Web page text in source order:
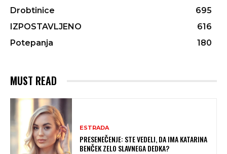
Drobtinice
695
IZPOSTAVLJENO
616
Potepanja
180
MUST READ
ESTRADA
PRESENEČENJE: STE VEDELI, DA IMA KATARINA
BENČEK ZELO SLAVNEGA DEDKA?